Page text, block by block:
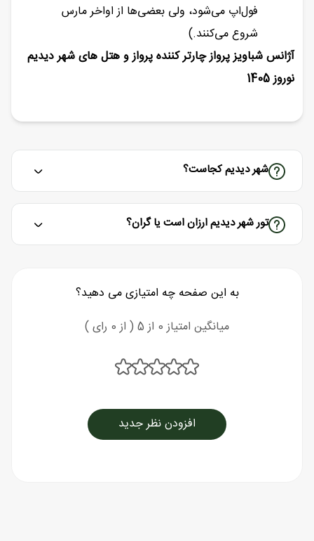
فول‌اپ می‌شود، ولی بعضی‌ها از اواخر مارس
شروع می‌کنند.)
آژانس‌ شباویز پرواز چارتر کننده پرواز و هتل های شهر دیدیم
نوروز 1405
شهر دیدیم کجاست؟
تور شهر دیدیم ارزان است یا گران؟
به این صفحه چه امتیازی می دهید؟
میانگین امتیاز 0 از 5 ( از 0 رای )
افزودن نظر جدید